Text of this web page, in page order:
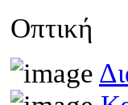
Οπτική